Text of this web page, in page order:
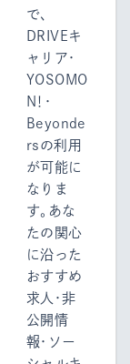
で、
DRIVEキ
ャリア・
YOSOMO
N！・
Beyonde
rsの利用
が可能に
なりま
す。あな
たの関心
に沿った
おすすめ
求人・非
公開情
報・ソー